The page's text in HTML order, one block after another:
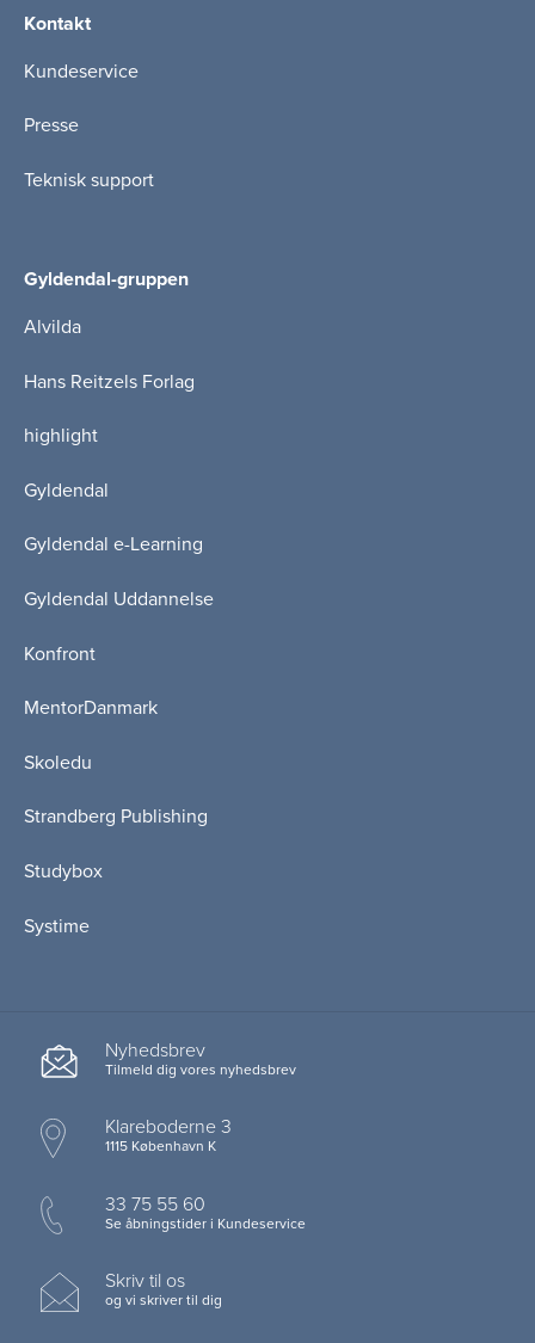
Kontakt
Kundeservice
Presse
Teknisk support
Gyldendal-gruppen
Alvilda
Hans Reitzels Forlag
highlight
Gyldendal
Gyldendal e-Learning
Gyldendal Uddannelse
Konfront
MentorDanmark
Skoledu
Strandberg Publishing
Studybox
Systime
Nyhedsbrev
Tilmeld dig vores nyhedsbrev
Klareboderne 3
1115 København K
33 75 55 60
Se åbningstider i Kundeservice
Skriv til os
og vi skriver til dig